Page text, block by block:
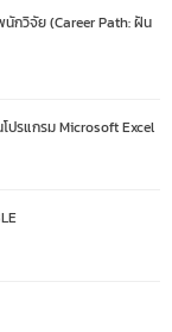
นักวิจัย (Career Path: ฝัน
โปรแกรม Microsoft Excel